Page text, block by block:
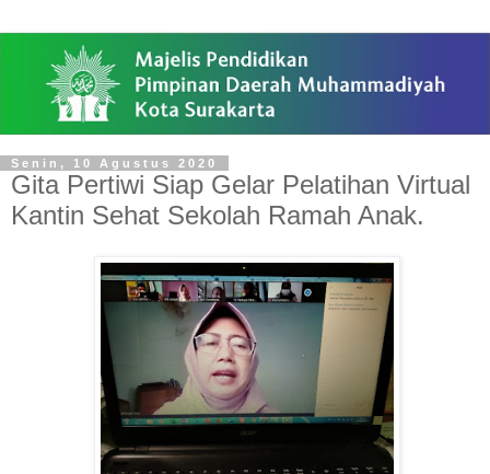
Senin, 10 Agustus 2020
Gita Pertiwi Siap Gelar Pelatihan Virtual
Kantin Sehat Sekolah Ramah Anak.